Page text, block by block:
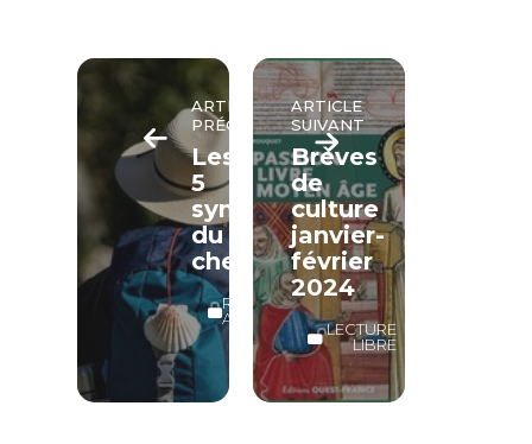
ARTICLE
PRÉCÉDENT
Les
5
symboles
du
chemin
RÉSERVÉ
ABONNÉS
ARTICLE
SUIVANT
Brèves
de
culture
janvier-
février
2024
LECTURE
LIBRE